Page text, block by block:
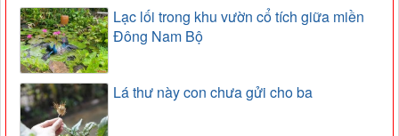
Lạc lối trong khu vườn cổ tích giữa miền
Đông Nam Bộ
Lá thư này con chưa gửi cho ba